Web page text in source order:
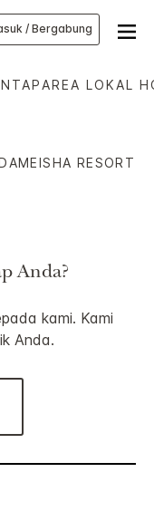
/ Bergabung
AREA LOKAL
RESORT
Anda?
kami. Kami
Anda.